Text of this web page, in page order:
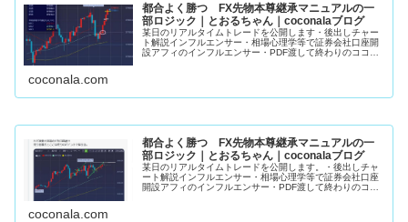
都合よく勝つ FX先物本尊継承マニュアルの一
部ロジック｜とおるちゃん｜coconalaブログ
某日のリアルタイムトレードを公開します・後出しチャー
ト解説インフルエンサー・相場心理学等で証券会社口座開
設アフィのインフルエンサー・PDF渡して終わりのココナ
coconala.com
都合よく勝つ FX先物本尊継承マニュアルの一
部ロジック｜とおるちゃん｜coconalaブログ
某日のリアルタイムトレードを公開します。・後出しチャ
ート解説インフルエンサー・相場心理学等で証券会社口座
開設アフィのインフルエンサー・PDF渡して終わりのココ
coconala.com